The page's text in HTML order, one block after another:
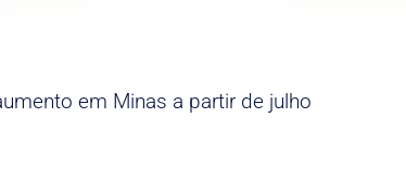
em Minas a partir de julho